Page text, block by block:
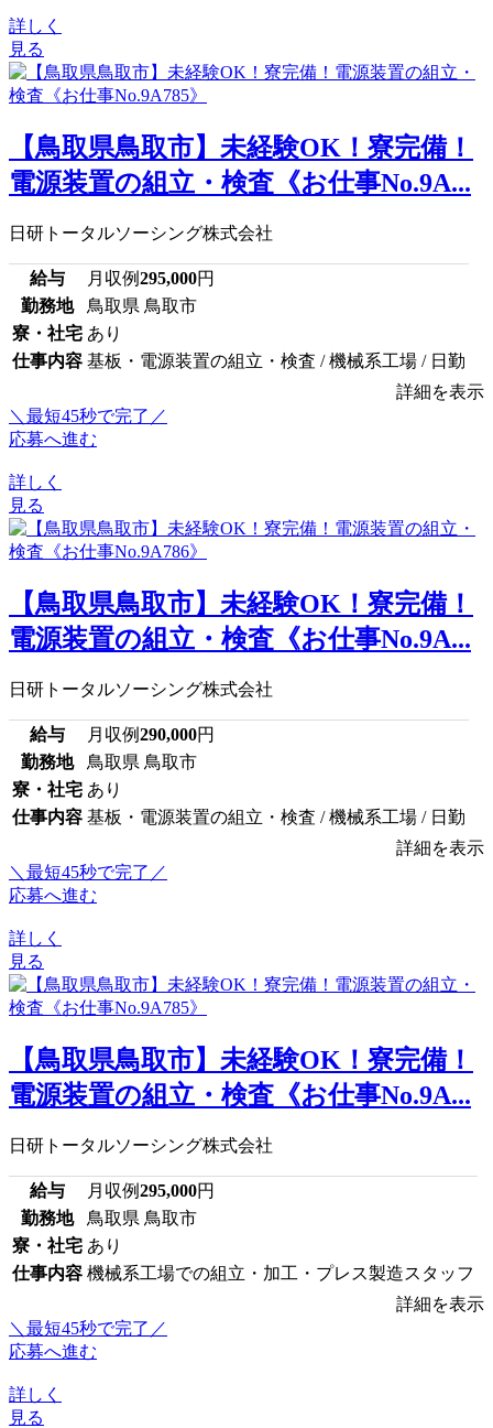
詳しく
見る
【鳥取県鳥取市】未経験OK！寮完備！
電源装置の組立・検査《お仕事No.9A...
日研トータルソーシング株式会社
給与 月収例295,000円
勤務地
鳥取県 鳥取市
寮・社宅 あり
仕事内容 基板・電源装置の組立・検査 / 機械系工場 / 日勤
詳細を表示
＼最短45秒で完了／
応募へ進む
詳しく
見る
【鳥取県鳥取市】未経験OK！寮完備！
電源装置の組立・検査《お仕事No.9A...
日研トータルソーシング株式会社
給与 月収例290,000円
勤務地
鳥取県 鳥取市
寮・社宅 あり
仕事内容 基板・電源装置の組立・検査 / 機械系工場 / 日勤
詳細を表示
＼最短45秒で完了／
応募へ進む
詳しく
見る
【鳥取県鳥取市】未経験OK！寮完備！
電源装置の組立・検査《お仕事No.9A...
日研トータルソーシング株式会社
給与 月収例295,000円
勤務地
鳥取県 鳥取市
寮・社宅 あり
仕事内容 機械系工場での組立・加工・プレス製造スタッフ
詳細を表示
＼最短45秒で完了／
応募へ進む
詳しく
見る